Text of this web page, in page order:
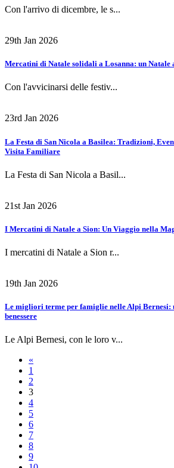
Con l'arrivo di dicembre, le s...
29th Jan 2026
Mercatini di Natale solidali a Losanna: un Natale
Con l'avvicinarsi delle festiv...
23rd Jan 2026
La Festa di San Nicola a Basilea: Tradizioni,
Visita Familiare
La Festa di San Nicola a Basil...
21st Jan 2026
I Mercatini di Natale a Sion: Un Viaggio nella
I mercatini di Natale a Sion r...
19th Jan 2026
Le migliori terme per famiglie nelle Alpi
benessere
Le Alpi Bernesi, con le loro v...
«
1
2
3
4
5
6
7
8
9